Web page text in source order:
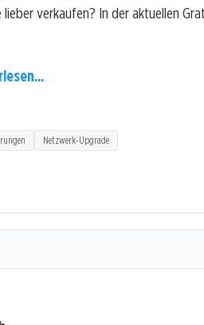
verkaufen? In der aktuellen
Netzwerk-Upgrade